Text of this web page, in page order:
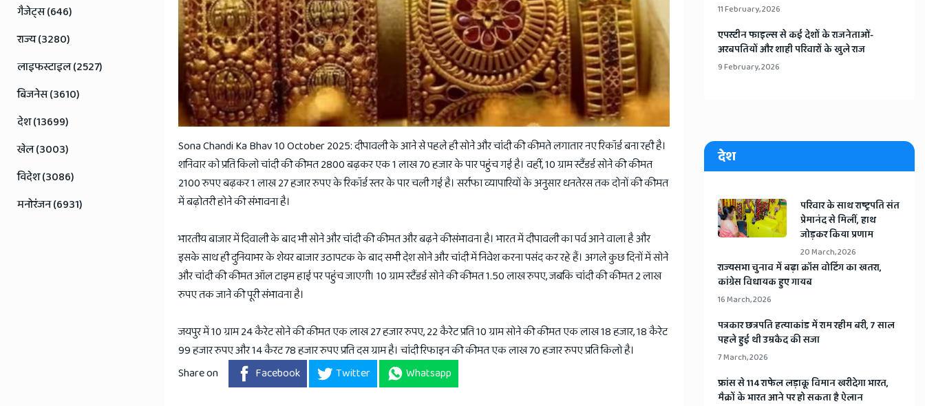
Sona Chandi Ka Bhav 10 October 2025: दीपावली के आने से पहले ही सोने और चांदी की कीमते लगातार नए रिकॉर्ड बना रही है।
शनिवार को प्रति किलो चांदी की कीमत 2800 बढ़कर एक 1 लाख 70 हजार के पार पहुंच गई है। वहीं, 10 ग्राम स्टैंडर्ड सोने की कीमत
2100 रुपए बढ़कर 1 लाख 27 हजार रुपए के रिकॉर्ड स्तर के पार चली गई है। सर्राफा व्यापारियों के अनुसार धनतेरस तक दोनों की कीमत
में बढ़ोतरी होने की संभावना है।
भारतीय बाजार में दिवाली के बाद भी सोने और चांदी की कीमत और बढ़ने कीसंभावना है। भारत में दीपावली का पर्व आने वाला है और
इसके साथ ही दुनियाभर के शेयर बाजार उठापटक के बाद सभी देश सोने और चांदी में निवेश करना पसंद कर रहे हैं। अगले कुछ दिनों में सोने
और चांदी की कीमत ऑल टाइम हाई पर पहुंच जाएगी। 10 ग्राम स्टैंडर्ड सोने की कीमत 1.50 लाख रुपए, जबकि चांदी की कीमत 2 लाख
रुपए तक जाने की पूरी संभावना है।
जयपुर में 10 ग्राम 24 कैरेट सोने की कीमत एक लाख 27 हजार रुपए, 22 कैरेट प्रति 10 ग्राम सोने की कीमत एक लाख 18 हजार, 18 कैरेट
99 हजार रुपए और 14 कैरट 78 हजार रुपए प्रति दस ग्राम है। चांदी रिफाइन की कीमत एक लाख 70 हजार रुपए प्रति किलो है।
Share on
Facebook Twitter Whatsapp
गैजेट्स (646)
राज्य (3280)
लाइफस्टाइल (2527)
बिजनेस (3610)
देश (13699)
खेल (3003)
विदेश (3086)
मनोरंजन (6931)
11 February, 2026
​एपस्टीन फाइल्स से कई देशों के राजनेताओं-
अरबपतियों और शाही परिवारों के खुले राज
9 February, 2026
देश
​परिवार के साथ राष्ट्रपति संत
प्रेमानंद से मिलीं, हाथ
जोड़कर किया प्रणाम
20 March, 2026
​राज्यसभा चुनाव में बढ़ा क्रॉस वोटिंग का खतरा,
कांग्रेस विधायक हुए गायब
16 March, 2026
​पत्रकार छत्रपति हत्याकांड में राम रहीम बरी, 7 साल
पहले हुई थी उम्रकैद की सजा
7 March, 2026
​फ्रांस से 114 राफेल लड़ाकू विमान खरीदेगा भारत,
मैक्रों के भारत आने पर हो सकता है ऐलान